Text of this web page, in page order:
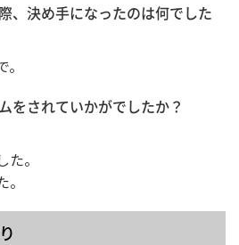
決め手になったのは何でした
されていかがでしたか？
。